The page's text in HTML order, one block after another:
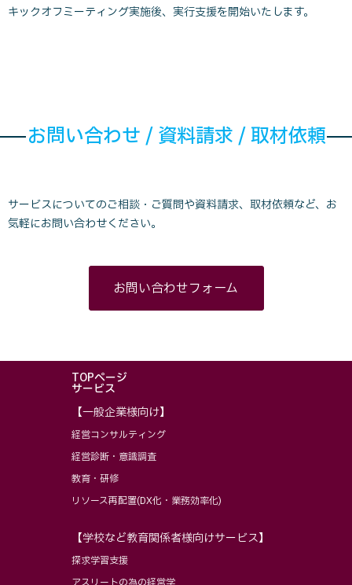
キックオフミーティング実施後、実行支援を開始いたします。
お問い合わせ / 資料請求 / 取材依頼
サービスについてのご相談・ご質問や資料請求、取材依頼など、お
気軽にお問い合わせください。
お問い合わせフォーム
TOPページ
サービス
【一般企業様向け】
経営コンサルティング
経営診断・意識調査
教育・研修
リソース再配置(DX化・業務効率化)
【学校など教育関係者様向けサービス】
探求学習支援